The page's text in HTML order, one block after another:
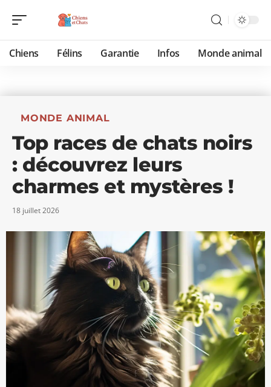
Chiens Félins Garantie Infos Monde animal
MONDE ANIMAL
Top races de chats noirs
: découvrez leurs
charmes et mystères !
18 juillet 2026